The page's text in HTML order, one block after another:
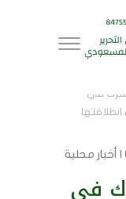
235 مشترك في
مشترك في